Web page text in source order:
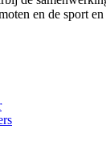
en de sport